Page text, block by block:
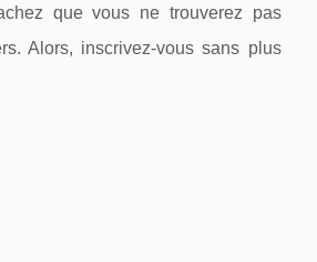
que vous ne trouverez pas
Alors, inscrivez-vous sans plus